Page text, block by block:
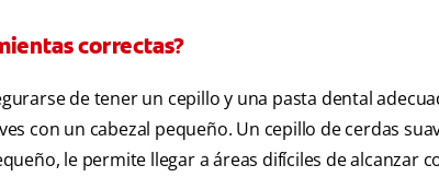
correctas?
de tener un cepillo y una pasta dental
con un cabezal pequeño. Un cepillo de cerdas
le permite llegar a áreas difíciles de alcanzar